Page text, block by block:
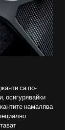
са по-
осигурявайки
намалява